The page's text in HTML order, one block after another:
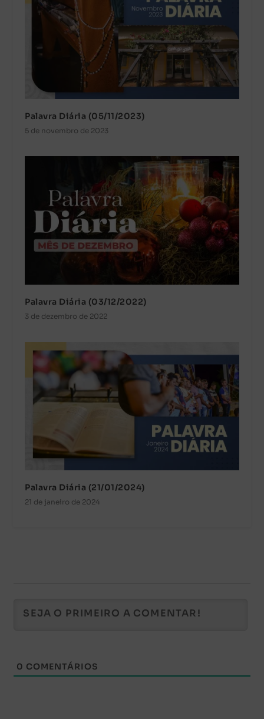
Palavra Diária (05/11/2023)
5 de novembro de 2023
Palavra Diária (03/12/2022)
3 de dezembro de 2022
Palavra Diária (21/01/2024)
21 de janeiro de 2024
0 COMENTÁRIOS